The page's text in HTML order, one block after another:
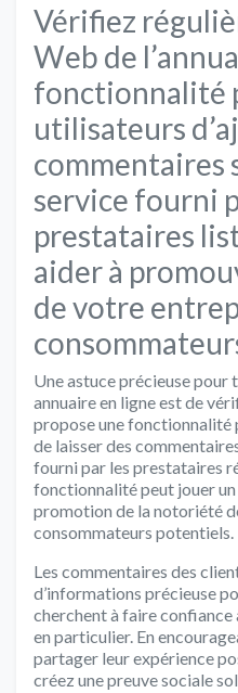
Vérifiez
Web de
fonctionnalité
utilisateurs
commentaires
service fourni
prestataires
aider à
de votre
Une astuce précieuse pour
annuaire en ligne est de
propose une
de laisser des
fourni par les prestataires
fonctionnalité peut jouer un
promotion de la notoriété
consommateurs potentiels.
Les commentaires des
d’informations précieuse
cherchent à faire confiance
en particulier. En
partager leur expérience
créez une preuve sociale